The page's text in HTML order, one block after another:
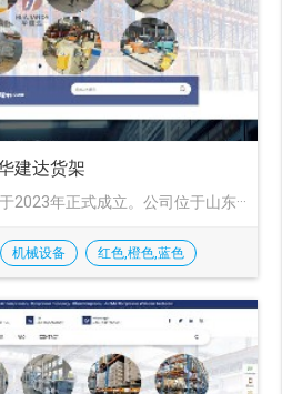
建达货架
2023年正式成立。公司位于山东···
机械设备 红色,橙色,蓝色